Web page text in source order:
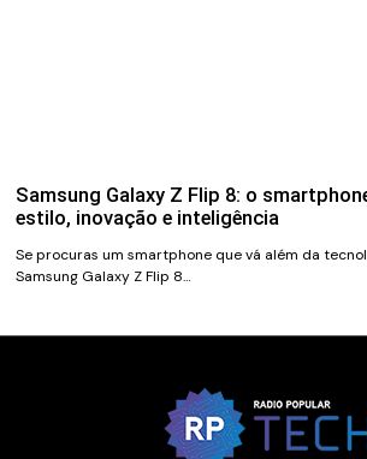
Samsung Galaxy Z Flip 8: o
estilo, inovação e inteligência
Se procuras um smartphone que vá além da
Samsung Galaxy Z Flip 8…